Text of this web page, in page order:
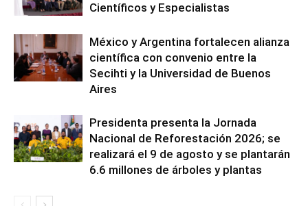
Científicos y Especialistas
México y Argentina fortalecen alianza
científica con convenio entre la
Secihti y la Universidad de Buenos
Aires
Presidenta presenta la Jornada
Nacional de Reforestación 2026; se
realizará el 9 de agosto y se plantarán
6.6 millones de árboles y plantas